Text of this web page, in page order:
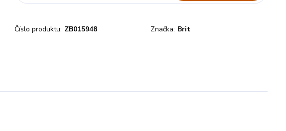
Číslo produktu: ZB015948 Značka: Brit